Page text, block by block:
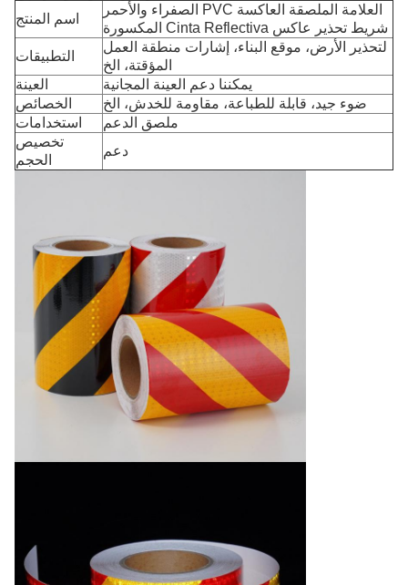
اسم المنتج
الصفراء والأحمر PVC العلامة الملصقة العاكسة
المكسورة Cinta Reflectiva شريط تحذير عاكس
التطبيقات
لتحذير الأرض، موقع البناء، إشارات منطقة العمل
المؤقتة، الخ
العينة
يمكننا دعم العينة المجانية
الخصائص
ضوء جيد، قابلة للطباعة، مقاومة للخدش، الخ
استخدامات
ملصق الدعم
تخصيص
الحجم
دعم